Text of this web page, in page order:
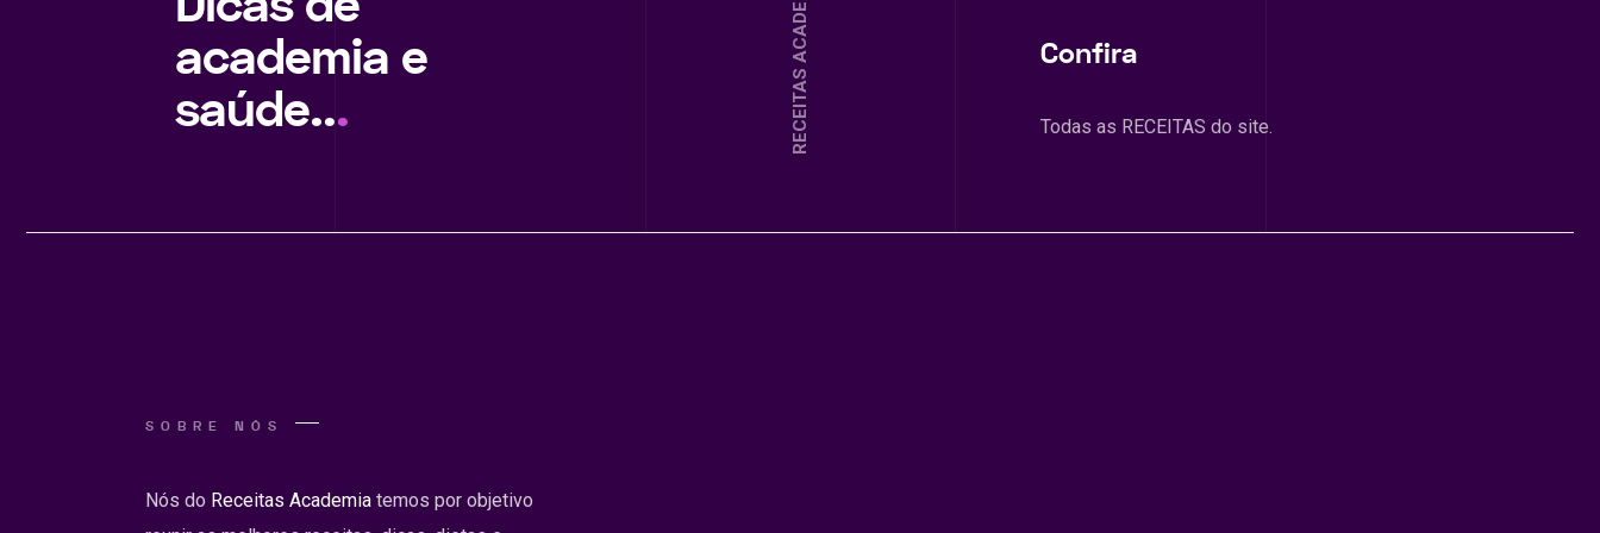
RECEITAS ACADEMIA
academia e
saúde...
Confira
Todas as RECEITAS do site.
SOBRE NÓS
Nós do Receitas Academia temos por objetivo